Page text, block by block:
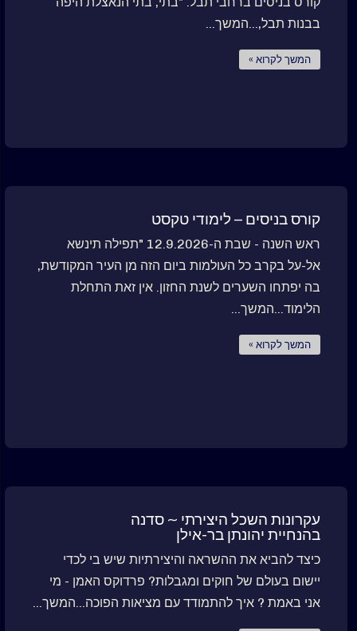
בבנות תבל,...המשך...
המשך לקרוא »
קורס בניסים – לימודי טקסט
ראש השנה - שבת ה-12.9.2026 "תפילה תינשא
אל-על בקרב כל העולמות ביום הזה מן העיר המקודשת,
בה יפתחו השערים לשנת החזון. אין זאת התחלת
הלימוד...המשך...
המשך לקרוא »
עקרונות השכל היצירתי ~ סדנה
בהנחיית יהונתן בר-אילן
כיצד להביא את ההשראה והיצירתיות שיש בי לכדי
יישום בעולם של חוקים ומגבלות? פרדוקס האמן - מי
אני באמת ? איך להתמודד עם מציאות הפוכה...המשך...